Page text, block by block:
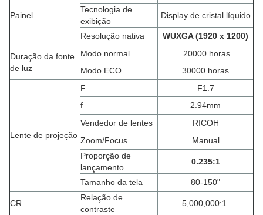
Painel
Tecnologia de
exibição
Display de cristal líquido
Resolução nativa WUXGA (1920 x 1200)
Duração da fonte
de luz
Modo normal
20000 horas
Modo ECO
30000 horas
Lente de projeção
F
F1.7
f
2.94mm
Vendedor de lentes
RICOH
Zoom/Focus
Manual
Proporção de
lançamento
0.235:1
Tamanho da tela 80-150"
CR
Relação de
contraste
5,000,000:1